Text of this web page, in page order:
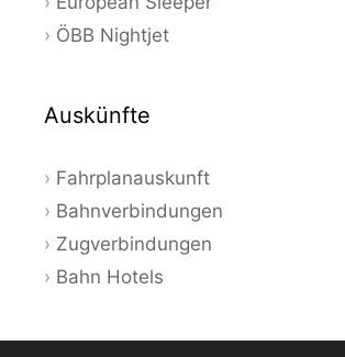
ÖBB Nightjet
Auskünfte
Fahrplanauskunft
Bahnverbindungen
Zugverbindungen
Bahn Hotels